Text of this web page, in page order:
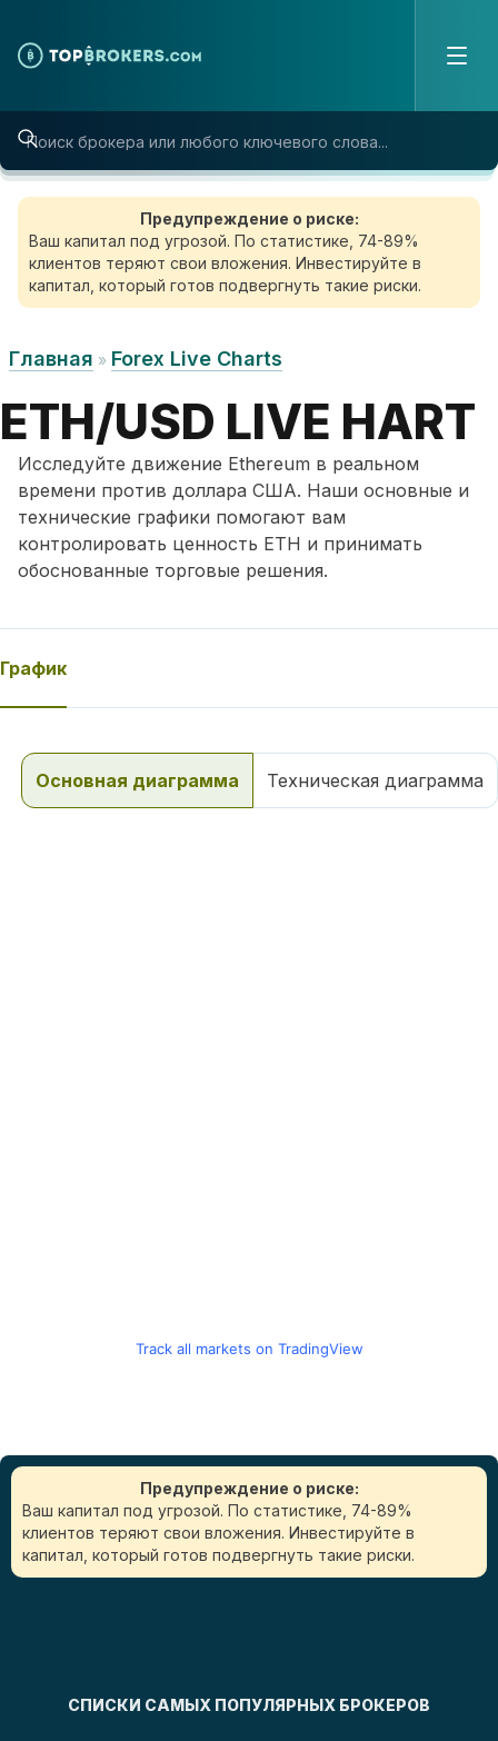
Предупреждение о риске:
Ваш капитал под угрозой. По статистике, 74-89%
клиентов теряют свои вложения. Инвестируйте в
капитал, который готов подвергнуть такие риски.
Главная » Forex Live Charts
ETH/USD LIVE HART
Исследуйте движение Ethereum в реальном
времени против доллара США. Наши основные и
технические графики помогают вам
контролировать ценность ETH и принимать
обоснованные торговые решения.
График
Основная диаграмма Техническая диаграмма
Track all markets on TradingView
Предупреждение о риске:
Ваш капитал под угрозой. По статистике, 74-89%
клиентов теряют свои вложения. Инвестируйте в
капитал, который готов подвергнуть такие риски.
СПИСКИ САМЫХ ПОПУЛЯРНЫХ БРОКЕРОВ